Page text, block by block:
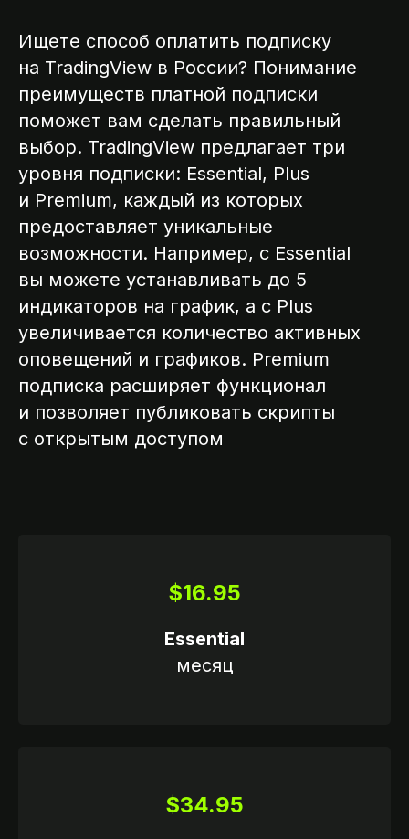
Ищете способ оплатить подписку
на TradingView в России? Понимание
преимуществ платной подписки
поможет вам сделать правильный
выбор. TradingView предлагает три
уровня подписки: Essential, Plus
и Premium, каждый из которых
предоставляет уникальные
возможности. Например, с Essential
вы можете устанавливать до 5
индикаторов на график, а с Plus
увеличивается количество активных
оповещений и графиков. Premium
подписка расширяет функционал
и позволяет публиковать скрипты
с открытым доступом
$16.95
Essential
месяц
$34.95